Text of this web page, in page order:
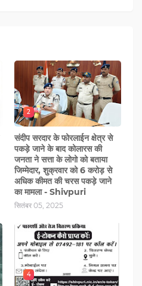
2
संदीप सरदार के फोरलाईन क्षेत्र से
पकड़े जाने के बाद कोलारस की
जनता ने सत्ता के लोगो को बताया
जिम्मेदार, शुक्रवार को 6 करोड़ से
अधिक कीमत की चरस पकड़े जाने
का मामला - Shivpuri
सितंबर 05, 2025
4